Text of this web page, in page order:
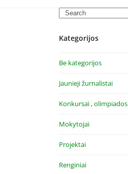
Search
Kategorijos
Be kategorijos
Jaunieji žurnalistai
Konkursai , olimpiados
Mokytojai
Projektai
Renginiai